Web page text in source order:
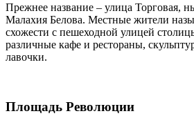
Прежнее название – улица Торговая,
Малахия Белова. Местные жители
схожести с пешеходной улицей
различные кафе и рестораны,
лавочки.
Площадь Революции